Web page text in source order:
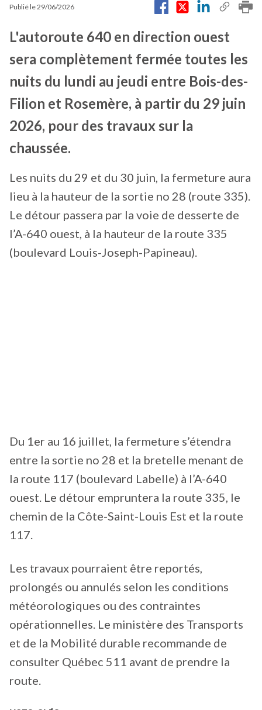
Publié le29/06/2026
L'autoroute 640 en direction ouest
sera complètement fermée toutes les
nuits du lundi au jeudi entre Bois-des-
Filion et Rosemère, à partir du 29 juin
2026, pour des travaux sur la
chaussée.
Les nuits du 29 et du 30 juin, la fermeture aura
lieu à la hauteur de la sortie no 28 (route 335).
Le détour passera par la voie de desserte de
l’A-640 ouest, à la hauteur de la route 335
(boulevard Louis-Joseph-Papineau).
Du 1er au 16 juillet, la fermeture s’étendra
entre la sortie no 28 et la bretelle menant de
la route 117 (boulevard Labelle) à l’A-640
ouest. Le détour empruntera la route 335, le
chemin de la Côte-Saint-Louis Est et la route
117.
Les travaux pourraient être reportés,
prolongés ou annulés selon les conditions
météorologiques ou des contraintes
opérationnelles. Le ministère des Transports
et de la Mobilité durable recommande de
consulter Québec 511 avant de prendre la
route.